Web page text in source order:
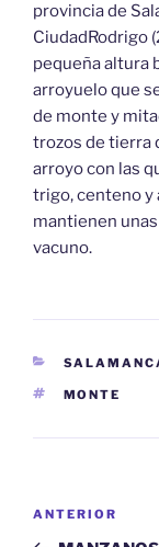
provincia de
CiudadRodrigo
pequeña altura
arroyuelo que
de monte y
trozos de tierra
arroyo con las
trigo, centeno y
mantienen
vacuno.
ETIQUETAS
MONTE
Entrada
anterior:
ANTERIOR